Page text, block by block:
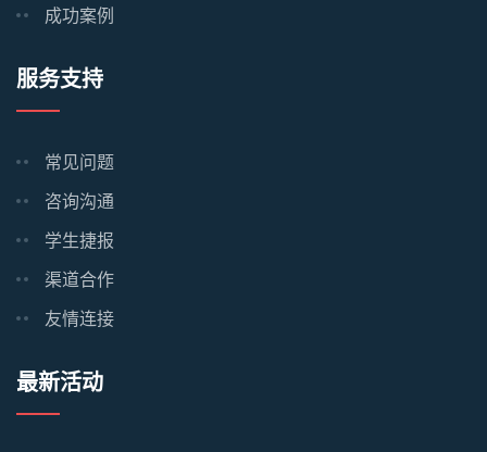
成功案例
服务支持
常见问题
咨询沟通
学生捷报
渠道合作
友情连接
最新活动